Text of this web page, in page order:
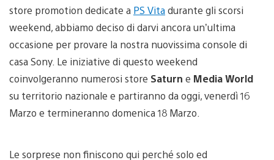
store promotion dedicate a PS Vitadurante gli scorsi
weekend, abbiamo deciso di darvi ancora un’ultima
occasione per provare la nostra nuovissima console di
casa Sony. Le iniziative di questo weekend
coinvolgeranno numerosi store Saturn e Media World
su territorio nazionale e partiranno da oggi, venerdì 16
Marzo e termineranno domenica 18 Marzo.
Le sorprese non finiscono qui perché solo ed